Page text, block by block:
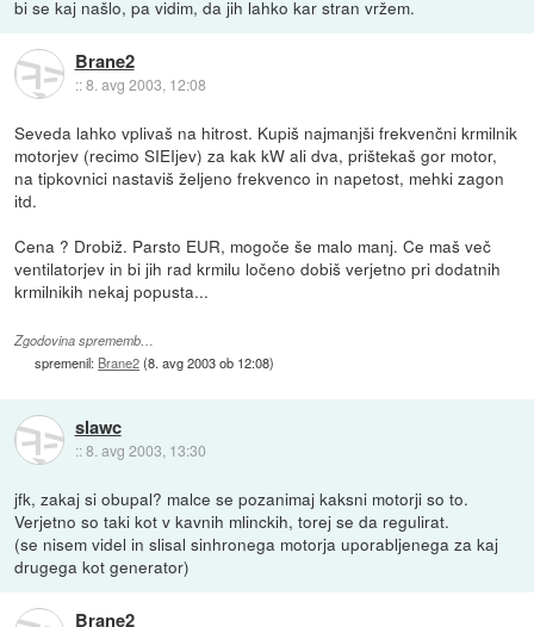
bi se kaj našlo, pa vidim, da jih lahko kar stran vržem.
Brane2
::8. avg 2003, 12:08
Seveda lahko vplivaš na hitrost. Kupiš najmanjši frekvenčni krmilnik
motorjev (recimo SIEIjev) za kak kW ali dva, prištekaš gor motor,
na tipkovnici nastaviš željeno frekvenco in napetost, mehki zagon
itd.
Cena ? Drobiž. Parsto EUR, mogoče še malo manj. Ce maš več
ventilatorjev in bi jih rad krmilu ločeno dobiš verjetno pri dodatnih
krmilnikih nekaj popusta...
Zgodovina sprememb…
spremenil: Brane2(8. avg 2003 ob 12:08)
slawc
::8. avg 2003, 13:30
jfk, zakaj si obupal? malce se pozanimaj kaksni motorji so to.
Verjetno so taki kot v kavnih mlinckih, torej se da regulirat.
(se nisem videl in slisal sinhronega motorja uporabljenega za kaj
drugega kot generator)
Brane2